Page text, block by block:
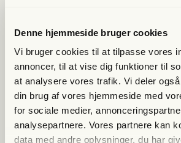
Denne hjemmeside bruger cookies
Vi bruger cookies til at tilpasse vores
annoncer, til at vise dig funktioner til
at analysere vores trafik. Vi deler
din brug af vores hjemmeside med
for sociale medier,
analysepartnere. Vores partnere kan
data med andre oplysninger, du har
lem tavs om
Mathias Blædel
Det omstridte selskab Blue Vision har
lakken. Bare to dage efter at CBS-
Rose blev udråbt som
redningsmand, trak han sig. Før